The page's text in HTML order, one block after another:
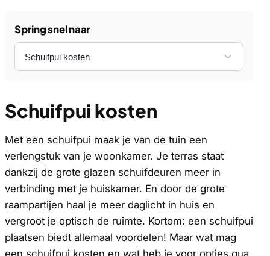
Spring snel naar
Schuifpui kosten
Met een schuifpui maak je van de tuin een
verlengstuk van je woonkamer. Je terras staat
dankzij de grote glazen schuifdeuren meer in
verbinding met je huiskamer. En door de grote
raampartijen haal je meer daglicht in huis en
vergroot je optisch de ruimte. Kortom: een schuifpui
plaatsen biedt allemaal voordelen! Maar wat mag
een schuifpui kosten en wat heb je voor opties qua